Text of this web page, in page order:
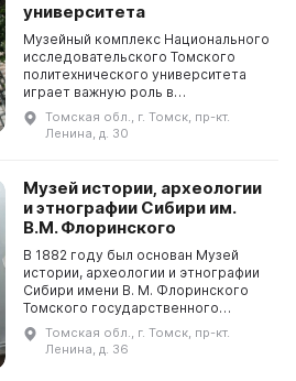
университета
Музейный комплекс Национального
исследовательского Томского
политехнического университета
играет важную роль в
формировании имиджа
университета как инновационного
вуза мирового уровня и
Томская обл., г. Томск, пр-кт.
Ленина, д. 30
Музей истории, археологии
и этнографии Сибири им.
В.М. Флоринского
В 1882 году был основан Музей
истории, археологии и этнографии
Сибири имени В. М. Флоринского
Томского государственного
университета. Фонды музея
составляют около 300 тысяч
единиц хранения, среди кото...
Томская обл., г. Томск, пр-кт.
Ленина, д. 36